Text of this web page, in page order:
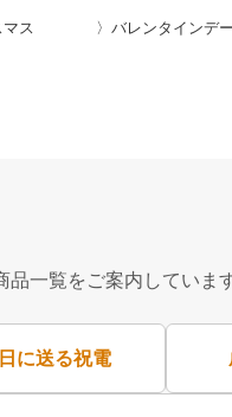
マス 〉バレンタインデー
一覧をご案内しています
に送る祝電